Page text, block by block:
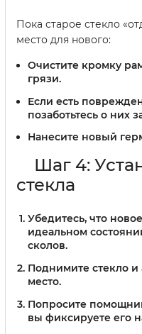
Пока старое стекло
место для нового:
Очистите кромку
грязи.
Если есть
позаботьтесь о них
Нанесите новый
Шаг 4:
стекла
Убедитесь, что
идеальном
сколов.
Поднимите стекло и
место.
Попросите
вы фиксируете его